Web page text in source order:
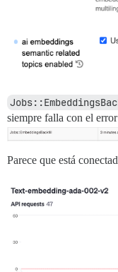
siempre falla con el
Parece que está